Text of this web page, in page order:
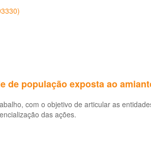
de população exposta ao
com o objetivo de articular as
das ações.